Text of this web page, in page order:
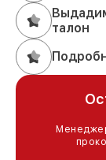
талон